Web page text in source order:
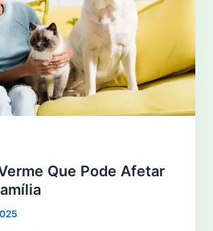
Que Pode Afetar